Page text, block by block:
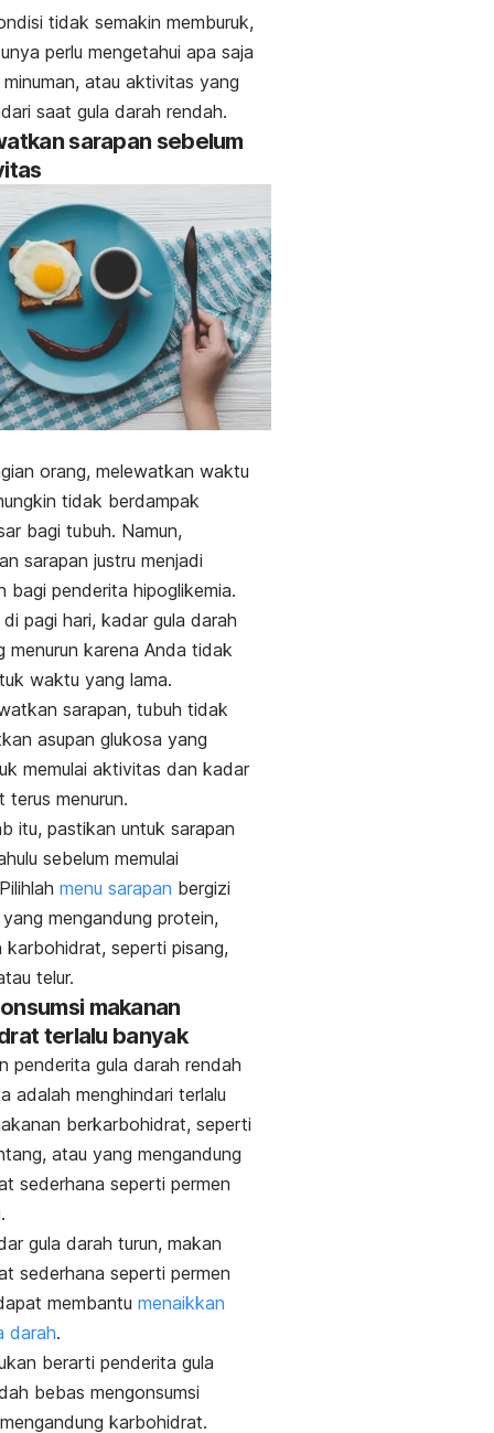
tidak semakin memburuk,
perlu mengetahui apa saja
atau aktivitas yang
saat gula darah rendah.
sarapan sebelum
orang, melewatkan waktu
tidak berdampak
bagi tubuh. Namun,
sarapan justru menjadi
bagi penderita hipoglikemia.
pagi hari, kadar gula darah
menurun karena Anda tidak
waktu yang lama.
sarapan, tubuh tidak
asupan glukosa yang
memulai aktivitas dan kadar
terus menurun.
itu, pastikan untuk sarapan
sebelum memulai
menu sarapan bergizi
mengandung protein,
karbohidrat, seperti pisang,
telur.
makanan
terlalu banyak
penderita gula darah rendah
adalah menghindari terlalu
berkarbohidrat, seperti
atau yang mengandung
sederhana seperti permen
gula darah turun, makan
sederhana seperti permen
membantu menaikkan
darah.
berarti penderita gula
bebas mengonsumsi
karbohidrat.